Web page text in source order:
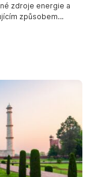
zdroje energie a
způsobem
v článku na
elektřině:
a uzavírá